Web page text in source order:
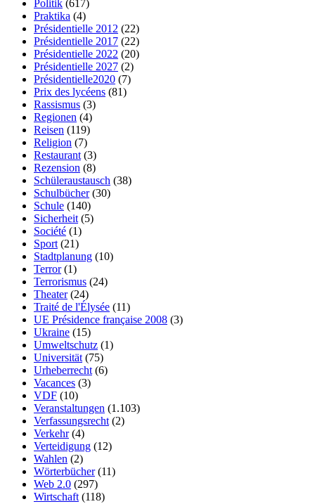
Politik (617)
Praktika (4)
Présidentielle 2012 (22)
Présidentielle 2017 (22)
Présidentielle 2022 (20)
Présidentielle 2027 (2)
Présidentielle2020 (7)
Prix des lycéens (81)
Rassismus (3)
Regionen (4)
Reisen (119)
Religion (7)
Restaurant (3)
Rezension (8)
Schüleraustausch (38)
Schulbücher(30)
Schule (140)
Sicherheit (5)
Société (1)
Sport (21)
Stadtplanung (10)
Terror(1)
Terrorismus (24)
Theater(24)
Traité de l'Élysée (11)
UE Présidence française 2008 (3)
Ukraine (15)
Umweltschutz (1)
Universität (75)
Urheberrecht (6)
Vacances (3)
VDF (10)
Veranstaltungen (1.103)
Verfassungsrecht (2)
Verkehr(4)
Verteidigung (12)
Wahlen (2)
Wörterbücher(11)
Web 2.0 (297)
Wirtschaft (118)